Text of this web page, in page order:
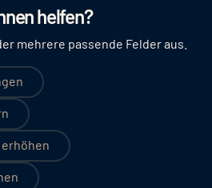
helfen?
mehrere passende Felder aus.